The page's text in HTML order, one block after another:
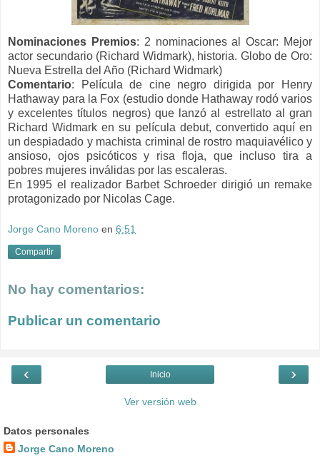
Nominaciones Premios: 2 nominaciones al Oscar: Mejor
actor secundario (Richard Widmark), historia. Globo de Oro:
Nueva Estrella del Año (Richard Widmark)
Comentario: Película de cine negro dirigida por Henry
Hathaway para la Fox (estudio donde Hathaway rodó varios
y excelentes títulos negros) que lanzó al estrellato al gran
Richard Widmark en su película debut, convertido aquí en
un despiadado y machista criminal de rostro maquiavélico y
ansioso, ojos psicóticos y risa floja, que incluso tira a
pobres mujeres inválidas por las escaleras.
En 1995 el realizador Barbet Schroeder dirigió un remake
protagonizado por Nicolas Cage.
Jorge Cano Moreno en 6:51
Compartir
No hay comentarios:
Publicar un comentario
‹ ›
Inicio
Ver versión web
Datos personales
Jorge Cano Moreno